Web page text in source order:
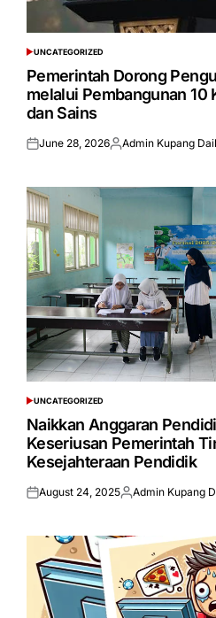
POSTED
IN
UNCATEGORIZED
Pemerintah Dorong
melalui Pembangunan 10
dan Sains
Posted
June 28, 2026Posted
Admin Kupang
POSTED
IN
UNCATEGORIZED
Naikkan Anggaran
Keseriusan Pemerintah
Kesejahteraan Pendidik
Posted
August 24, 2025Posted
Admin Kupang